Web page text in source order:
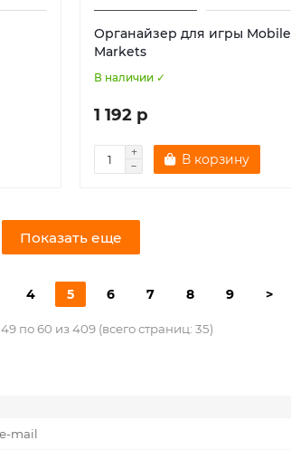
Органайзер для игры Mobile
Markets
В наличии ✓
1 192 р
В корзину
Показать еще
4 5 6 7 8 9 >
по 60 из 409 (всего страниц: 35)